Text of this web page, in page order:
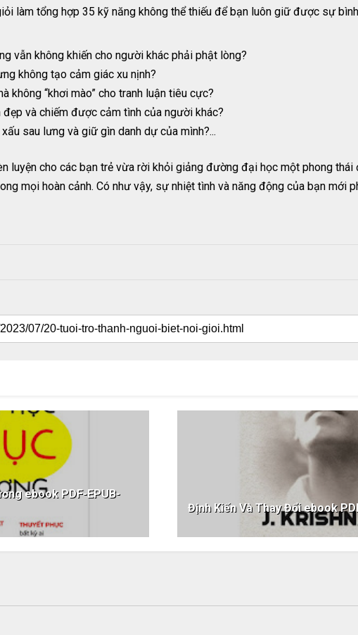
làm tổng hợp 35 kỹ năng không thể thiếu để bạn luôn giữ được sự
vẫn không khiến cho người khác phải phật lòng?
không tạo cảm giác xu nịnh?
không “khơi mào” cho tranh luận tiêu cực?
đẹp và chiếm được cảm tình của người khác?
sau lưng và giữ gìn danh dự của mình?...
luyện cho các bạn trẻ vừa rời khỏi giảng đường đại học một phong
mọi hoàn cảnh. Có như vậy, sự nhiệt tình và năng động của bạn mới
ebook PDF-EPUB-
Định Kiến Và Thay Đổi ebook